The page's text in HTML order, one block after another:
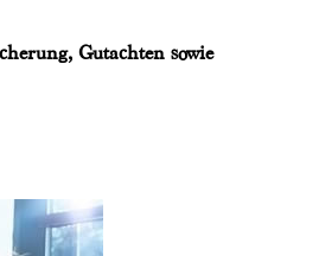
Gutachten sowie